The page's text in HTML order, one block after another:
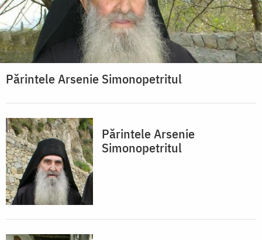
Părintele Arsenie Simonopetritul
Părintele Arsenie
Simonopetritul